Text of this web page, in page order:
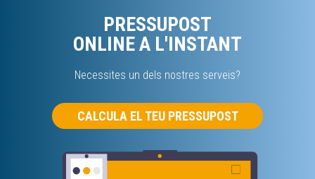
PRESSUPOST
ONLINE A L'INSTANT
Necessites un dels nostres serveis?
CALCULA EL TEU PRESSUPOST